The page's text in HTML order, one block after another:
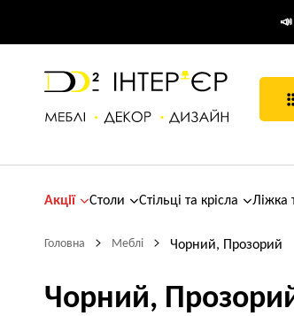
📣
Акції Столи Стільці та крісла Ліжка
Головна Меблі Чорний, Прозорий
Чорний,